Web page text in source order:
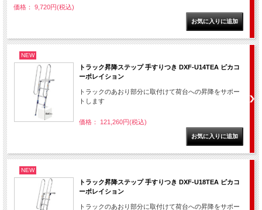
価格： 9,720円(税込)
NEW
トラック昇降ステップ 手すりつき DXF-U14TEA ピカコ
ーポレイション
トラックのあおり部分に取付けて荷台への昇降をサポー
トします
価格： 121,260円(税込)
NEW
トラック昇降ステップ 手すりつき DXF-U18TEA ピカコ
ーポレイション
トラックのあおり部分に取付けて荷台への昇降をサポー